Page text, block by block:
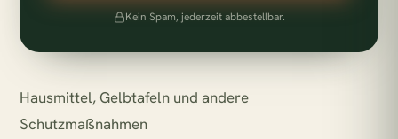
Kein Spam, jederzeit abbestellbar.
Hausmittel, Gelbtafeln und andere
Schutzmaßnahmen